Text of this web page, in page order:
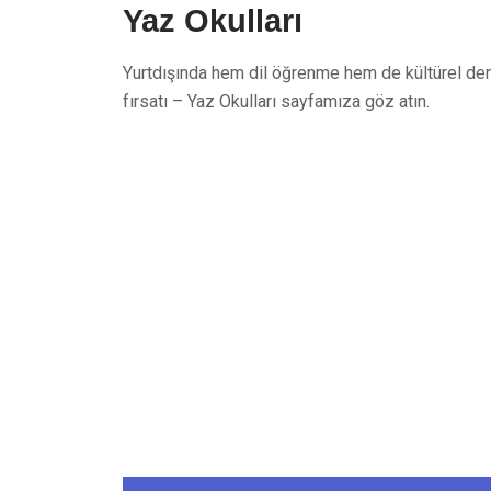
Yaz Okulları
Yurtdışında hem dil öğrenme hem de kültürel
fırsatı – Yaz Okulları sayfamıza göz atın.